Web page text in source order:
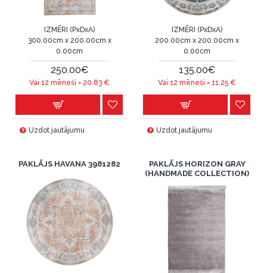
IZMĒRI (PxDxA)
300.00cm x 200.00cm x
0.00cm
250.00€
Vai 12 mēneši =20.83 €
Uzdot jautājumu
IZMĒRI (PxDxA)
200.00cm x 200.00cm x
0.00cm
135.00€
Vai 12 mēneši =11.25 €
Uzdot jautājumu
PAKLĀJS HAVANA 3981282
PAKLĀJS HORIZON GRAY
(HANDMADE COLLECTION)